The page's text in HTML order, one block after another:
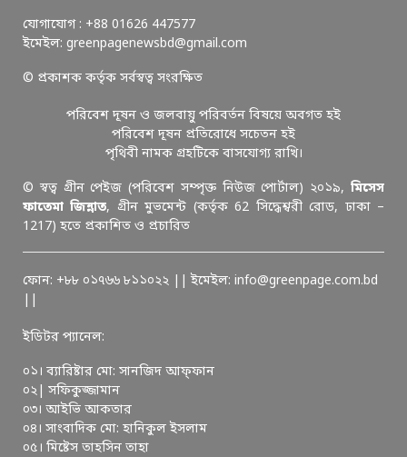
যোগাযোগ : +88 01626 447577
ইমেইল: greenpagenewsbd@gmail.com
© প্রকাশক কর্তৃক সর্বস্বত্ব সংরক্ষিত
পরিবেশ দূষন ও জলবায়ু পরিবর্তন বিষয়ে অবগত হই
পরিবেশ দূষন প্রতিরোধে সচেতন হই
পৃথিবী নামক গ্রহটিকে বাসযোগ্য রাখি।
© স্বত্ব গ্রীন পেইজ (পরিবেশ সম্পৃক্ত নিউজ পোর্টাল) ২০১৯, মিসেস
ফাতেমা জিন্নাত, গ্রীন মুভমেন্ট (কর্তৃক 62 সিদ্ধেশ্বরী রোড, ঢাকা –
1217) হতে প্রকাশিত ও প্রচারিত
ফোন: +৮৮ ০১৭৬৬ ৮১১০২২ || ইমেইল: info@greenpage.com.bd
ইডিটর প্যানেল:
০১। ব্যারিষ্টার মো: সানজিদ আফ্ফান
০২| সফিকুজ্জামান
০৩। আইভি আকতার
০৪। সাংবাদিক মো: হানিকুল ইসলাম
০৫। মিষ্টেস তাহসিন তাহা